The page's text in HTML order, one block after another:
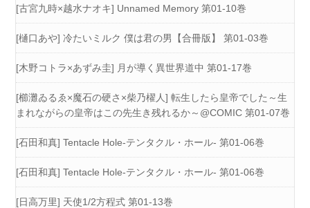
[古宮九時×越水ナオキ] Unnamed Memory 第01-10巻
[樋口あや] 冷たいミルク 僕は君の男【合冊版】 第01-03巻
[木野コトラ×あずみ圭] 月が導く異世界道中 第01-17巻
[櫛灘ゐるゑ×魔石の硬さ×柴乃櫂人] 転生したら皇帝でした～生
まれながらの皇帝はこの先生き残れるか～@COMIC 第01-07巻
[石田和真] Tentacle Hole-テンタクル・ホール- 第01-06巻
[石田和真] Tentacle Hole-テンタクル・ホール- 第01-06巻
[日高万里] 天使1/2方程式 第01-13巻